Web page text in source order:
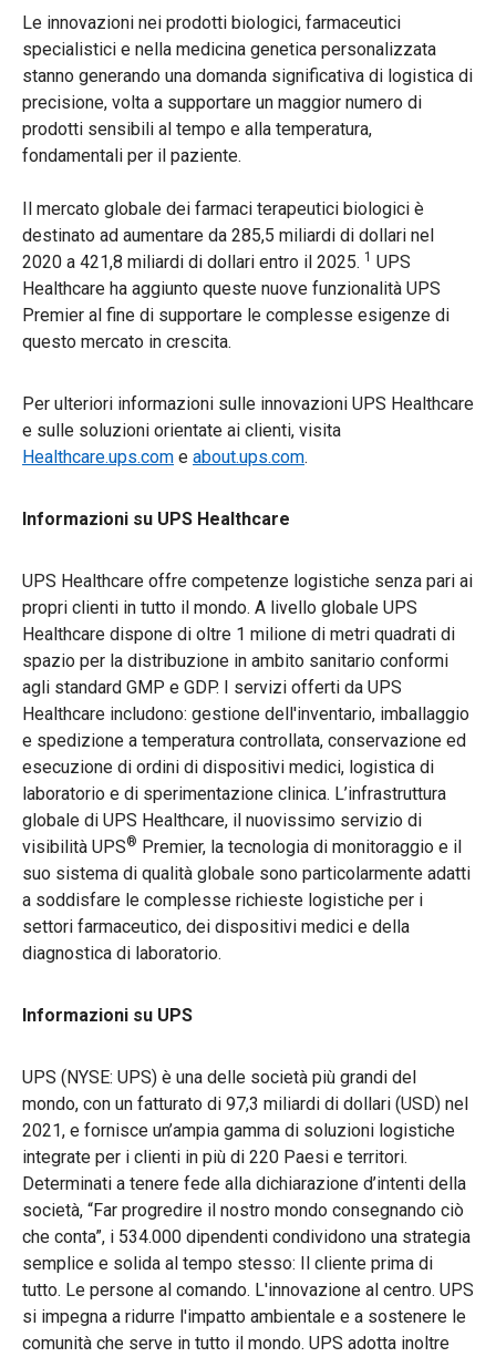
Le innovazioni nei prodotti biologici, farmaceutici
specialistici e nella medicina genetica personalizzata
stanno generando una domanda significativa di logistica di
precisione, volta a supportare un maggior numero di
prodotti sensibili al tempo e alla temperatura,
fondamentali per il paziente.
Il mercato globale dei farmaci terapeutici biologici è
destinato ad aumentare da 285,5 miliardi di dollari nel
2020 a 421,8 miliardi di dollari entro il 2025. 1 UPS
Healthcare ha aggiunto queste nuove funzionalità UPS
Premier al fine di supportare le complesse esigenze di
questo mercato in crescita.
Per ulteriori informazioni sulle innovazioni UPS Healthcare
e sulle soluzioni orientate ai clienti, visita
Healthcare.ups.com e about.ups.com.
Informazioni su UPS Healthcare
UPS Healthcare offre competenze logistiche senza pari ai
propri clienti in tutto il mondo. A livello globale UPS
Healthcare dispone di oltre 1 milione di metri quadrati di
spazio per la distribuzione in ambito sanitario conformi
agli standard GMP e GDP. I servizi offerti da UPS
Healthcare includono: gestione dell'inventario, imballaggio
e spedizione a temperatura controllata, conservazione ed
esecuzione di ordini di dispositivi medici, logistica di
laboratorio e di sperimentazione clinica. L’infrastruttura
globale di UPS Healthcare, il nuovissimo servizio di
visibilità UPS® Premier, la tecnologia di monitoraggio e il
suo sistema di qualità globale sono particolarmente adatti
a soddisfare le complesse richieste logistiche per i
settori farmaceutico, dei dispositivi medici e della
diagnostica di laboratorio.
Informazioni su UPS
UPS (NYSE: UPS) è una delle società più grandi del
mondo, con un fatturato di 97,3 miliardi di dollari (USD) nel
2021, e fornisce un’ampia gamma di soluzioni logistiche
integrate per i clienti in più di 220 Paesi e territori.
Determinati a tenere fede alla dichiarazione d’intenti della
società, “Far progredire il nostro mondo consegnando ciò
che conta”, i 534.000 dipendenti condividono una strategia
semplice e solida al tempo stesso: Il cliente prima di
tutto. Le persone al comando. L'innovazione al centro. UPS
si impegna a ridurre l'impatto ambientale e a sostenere le
comunità che serve in tutto il mondo. UPS adotta inoltre